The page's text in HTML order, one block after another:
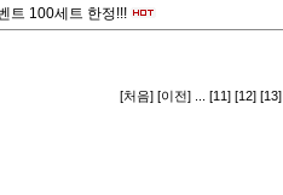
트 100세트 한정!!!
[처음] [이전] [11] [12] [13]